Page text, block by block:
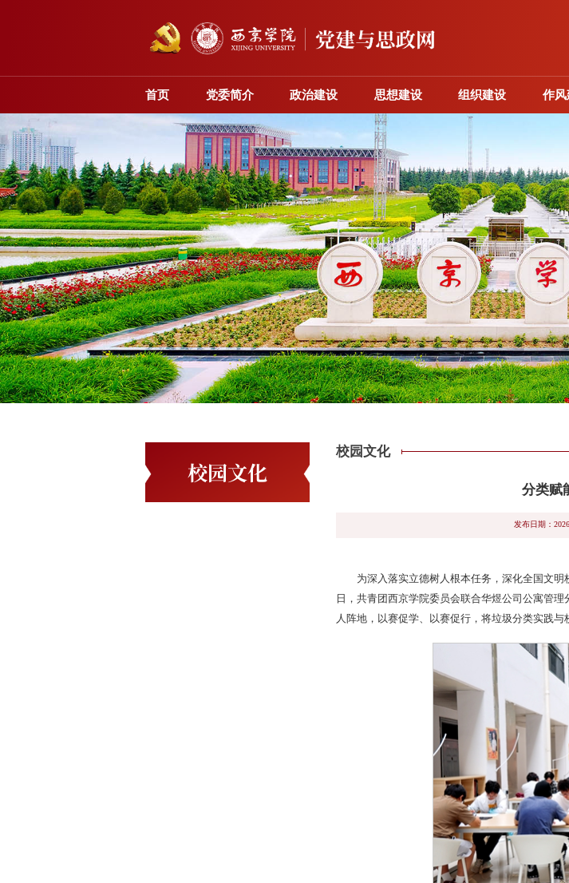
首页 党委简介 政治建设 思想建设 组织建设 作
校园文化
校园文化
分类赋
发布日期：
为深入落实立德树人根本任务，深化全国文
日，共青团西京学院委员会联合华煜公司公寓管
人阵地，以赛促学、以赛促行，将垃圾分类实践